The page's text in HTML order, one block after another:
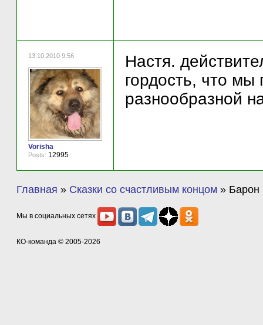
13.10.2010 9:56
Vorisha
Posts: 12995
Настя.
гордость, что мы
разнообразной
Главная » Сказки со счастливым концом » Барон
Мы в социальных сетях
КО-команда © 2005-2026